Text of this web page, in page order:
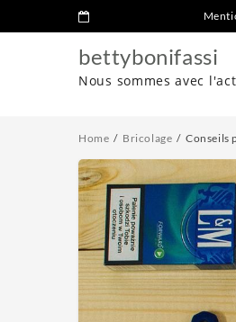
bettybonifassi
Nous sommes avec
Home Bricolage Conseils